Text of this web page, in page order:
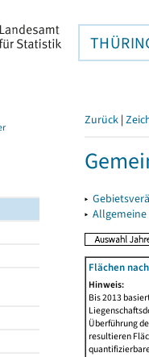
Zurück |
▸
▸
Flächen
Hinweis:
Bis 2013
Überführung
resultieren